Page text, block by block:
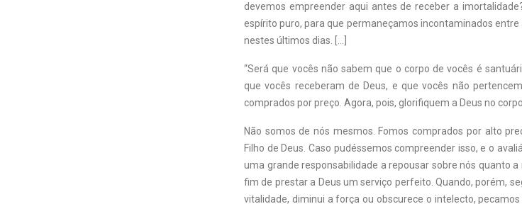
devemos empreender aqui antes de receber a
espírito puro, para que permaneçamos incontaminados
nestes últimos dias. […]
“Será que vocês não sabem que o corpo de vocês é
que vocês receberam de Deus, e que vocês não
comprados por preço. Agora, pois, glorifiquem a Deus no corpo
Não somos de nós mesmos. Fomos comprados por alto
Filho de Deus. Caso pudéssemos compreender isso, e o
uma grande responsabilidade a repousar sobre nós quanto
fim de prestar a Deus um serviço perfeito. Quando, porém,
vitalidade, diminui a força ou obscurece o intelecto,